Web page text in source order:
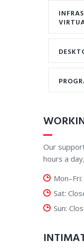
Our
hours a
Sat:
Sun: